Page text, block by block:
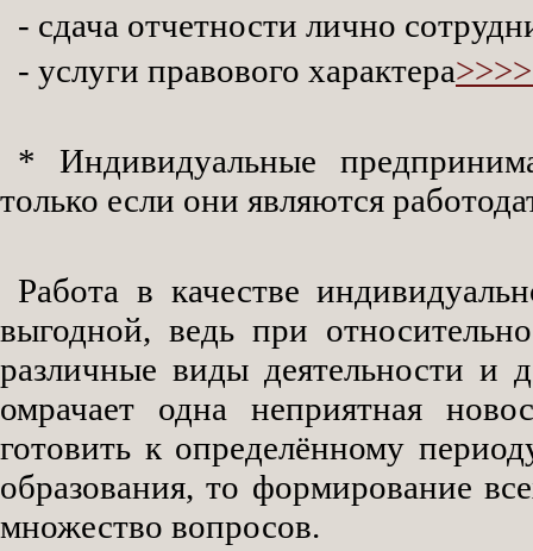
- сдача отчетности лично
- услуги правового характера
* Индивидуальные
только если они являются
Работа в качестве
выгодной, ведь при
различные виды деятельности и
омрачает одна неприятная
готовить к определённому
образования, то формирование
множество вопросов.